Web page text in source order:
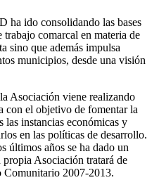
ha ido consolidando las bases
trabajo comarcal en materia de
sino que además impulsa
municipios, desde una visión
Asociación viene realizando
con el objetivo de fomentar la
las instancias económicas y
en las políticas de desarrollo.
últimos años se ha dado un
Asociación tratará de
Comunitario 2007-2013.